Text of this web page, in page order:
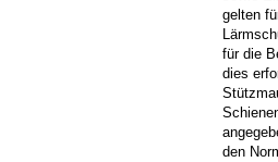
gelten
für die
dies
den